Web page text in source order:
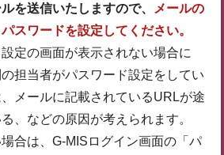
を送信いたしますので、
メールの
スワードを設定してください。
定の画面が表示されない場合に
担当者がパスワード設定をしてい
メールに記載されているURLが途
、などの原因が考えられます。
合は、G-MISログイン画面の「パ